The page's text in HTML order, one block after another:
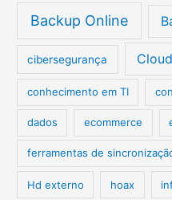
Backup Online
cibersegurança
conhecimento em TI
dados ecommerce
ferramentas de
Hd externo hoax